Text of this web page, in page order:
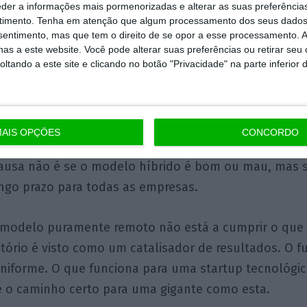
a informações mais pormenorizadas e alterar as suas
Tenha em atenção que algum processamento dos seus
mas que tem o direito de se opor a esse processamento.
a este website. Você pode alterar suas preferências ou retirar seu
a este site e clicando no botão "Privacidade" na parte inferior
OPÇÕES CONCORDO
é verdade que as gerações mais jovens –
O desafio para as empresas será equilibrar
a urgência de resultados que muitas vezes exige
as empresas podem arriscar comprometer o seu
demasiado flexível.
não é se o modelo híbrido é bom ou mau, mas
prazo para todas as empresas.
puramente remoto não está a cumprir o que
é visto como um catalisador de resultados. O
O que funciona para uma startup
o caminho certo para uma gigante como esta.